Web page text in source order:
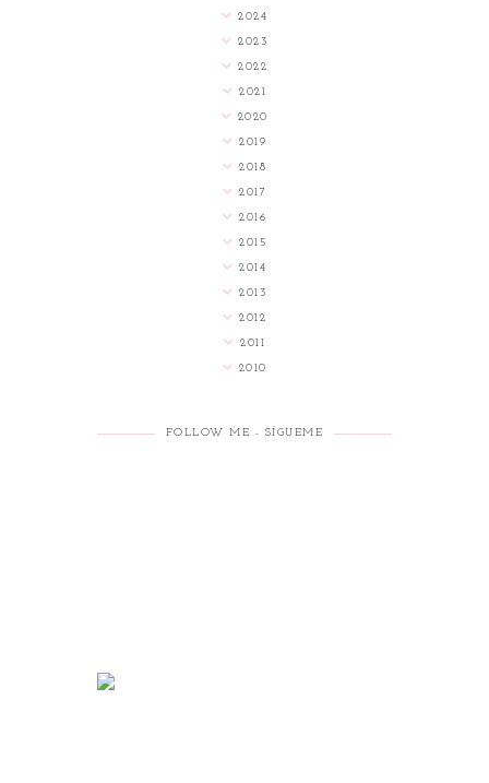
2024
2023
2022
2021
2020
2019
2018
2017
2016
2015
2014
2013
2012
2011
2010
FOLLOW ME - SÍGUEME